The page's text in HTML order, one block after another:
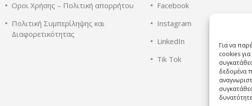
Για να
cookies
δεδομένα
Οροι Χρήσης – Πολιτική απορρήτου
Πολιτική Συμπερίληψης και
Διαφορετικότητας
Facebook
Instagram
LinkedIn
Tik Tok